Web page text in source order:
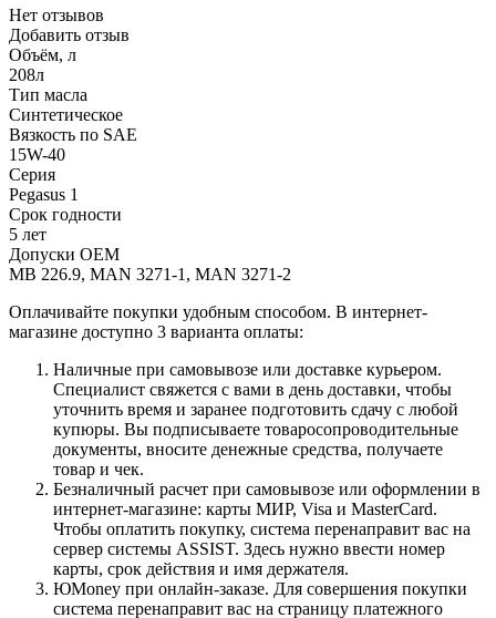
Нет отзывов
Добавить отзыв
Объём, л
208л
Тип масла
Синтетическое
Вязкость по SAE
15W-40
Серия
Pegasus 1
Срок годности
5 лет
Допуски OEM
MB 226.9, MAN 3271-1, MAN 3271-2
Оплачивайте покупки удобным способом. В интернет-
магазине доступно 3 варианта оплаты:
Наличные при самовывозе или доставке курьером.
Специалист свяжется с вами в день доставки, чтобы
уточнить время и заранее подготовить сдачу с любой
купюры. Вы подписываете товаросопроводительные
документы, вносите денежные средства, получаете
товар и чек.
Безналичный расчет при самовывозе или оформлении в
интернет-магазине: карты МИР, Visa и MasterCard.
Чтобы оплатить покупку, система перенаправит вас на
сервер системы ASSIST. Здесь нужно ввести номер
карты, срок действия и имя держателя.
ЮMoney при онлайн-заказе. Для совершения покупки
система перенаправит вас на страницу платежного